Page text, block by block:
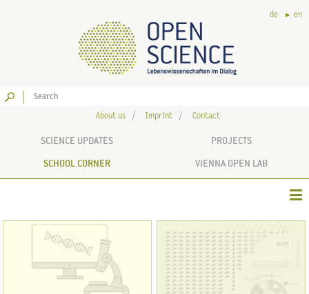
de en
About us Imprint Contact
SCIENCE UPDATES PROJECTS
SCHOOL CORNER VIENNA OPEN LAB